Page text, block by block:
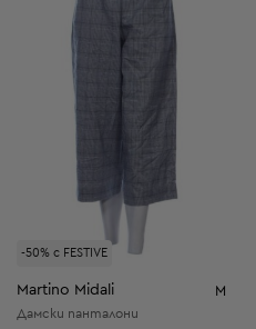
-50% с FESTIVE
Martino Midali M
Дамски панталони